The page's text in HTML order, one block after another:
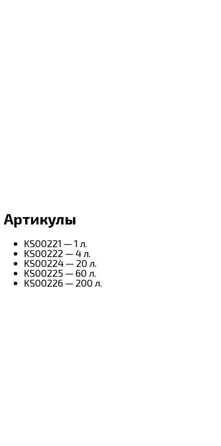
Артикулы
KS00221 — 1 л.
KS00222 — 4 л.
KS00224 — 20 л.
KS00225 — 60 л.
KS00226 — 200 л.